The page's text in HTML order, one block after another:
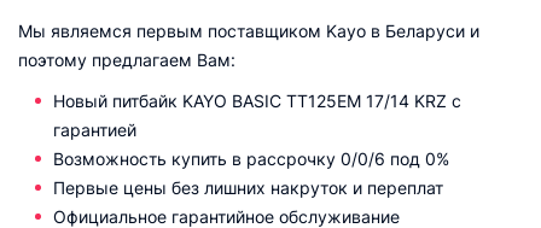
Мы являемся первым поставщиком Kayo в Беларуси и
поэтому предлагаем Вам:
Новый питбайк KAYO BASIC TT125EM 17/14 KRZ с
гарантией
Возможность купить в рассрочку 0/0/6 под 0%
Первые цены без лишних накруток и переплат
Официальное гарантийное обслуживание